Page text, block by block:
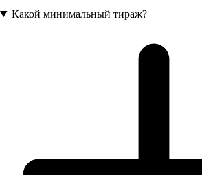
Какой минимальный тираж?